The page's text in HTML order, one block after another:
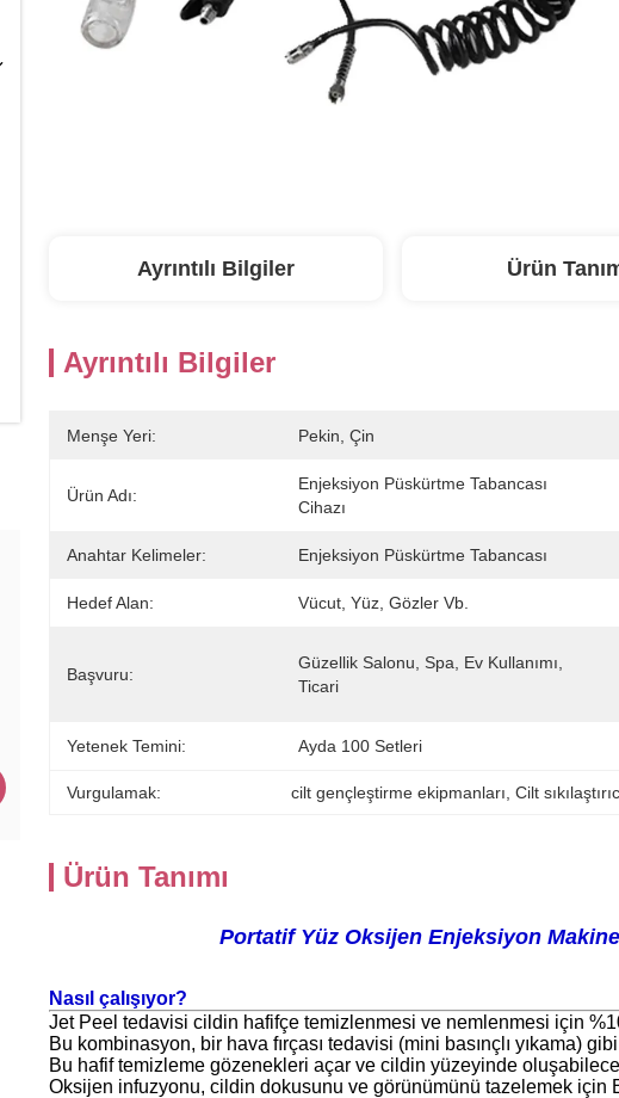
Ayrıntılı Bilgiler Ürün
Ayrıntılı Bilgiler
Menşe Yeri: Pekin, Çin
Ürün Adı:
Enjeksiyon Püskürtme Tabancası
Cihazı
Anahtar Kelimeler: Enjeksiyon Püskürtme Tabancası
Hedef Alan: Vücut, Yüz, Gözler Vb.
Başvuru:
Güzellik Salonu, Spa, Ev Kullanımı,
Ticari
Yetenek Temini: Ayda 100 Setleri
Vurgulamak: cilt gençleştirme ekipmanları , Cilt
Ürün Tanımı
Portatif Yüz Oksijen Enjeksiyon
Nasıl çalışıyor?
Jet Peel tedavisi cildin hafifçe temizlenmesi ve nemlenmesi için
Bu kombinasyon, bir hava fırçası tedavisi (mini basınçlı yıkama)
Bu hafif temizleme gözenekleri açar ve cildin yüzeyinde
Oksijen infuzyonu, cildin dokusunu ve görünümünü tazelemek için